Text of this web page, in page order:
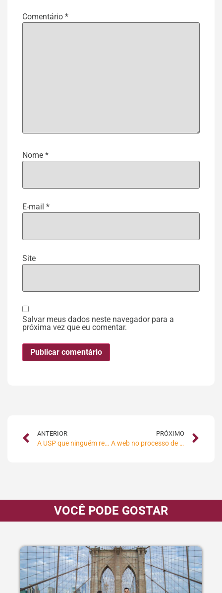
Comentário *
Nome *
E-mail *
Site
Salvar meus dados neste navegador para a
próxima vez que eu comentar.
ANTERIOR
A USP que ninguém respeita
PRÓXIMO
A web no processo de compra do novo consumidor
VOCÊ PODE GOSTAR